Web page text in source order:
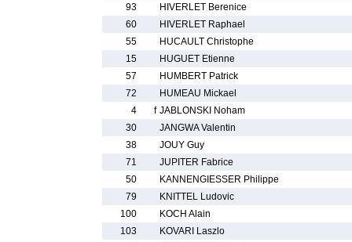
93
HIVERLET Berenice
60
HIVERLET Raphael
55
HUCAULT Christophe
15
HUGUET Etienne
57
HUMBERT Patrick
72
HUMEAU Mickael
4
f JABLONSKI Noham
30
JANGWA Valentin
38
JOUY Guy
71
JUPITER Fabrice
50
KANNENGIESSER Philippe
79
KNITTEL Ludovic
100
KOCH Alain
103
KOVARI Laszlo